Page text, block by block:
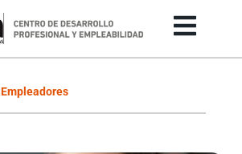
Empleadores